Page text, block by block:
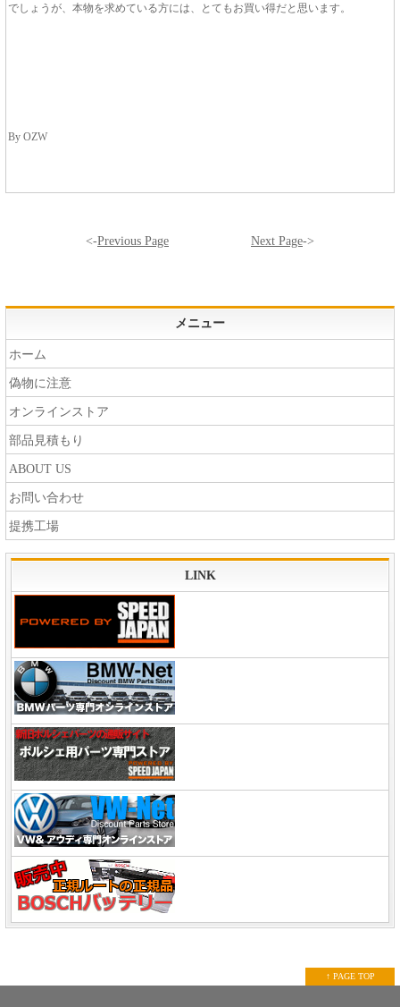
でしょうが、本物を求めている方には、とてもお買い得だと思います。
By OZW
<-Previous Page Next Page->
メニュー
ホーム
偽物に注意
オンラインストア
部品見積もり
ABOUT US
お問い合わせ
提携工場
LINK
↑ PAGE TOP